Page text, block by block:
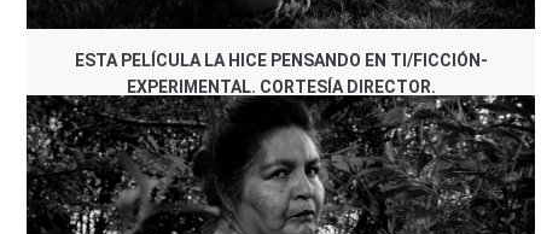
ESTA PELÍCULA LA HICE PENSANDO EN TI/FICCIÓN-
EXPERIMENTAL. CORTESÍA DIRECTOR.